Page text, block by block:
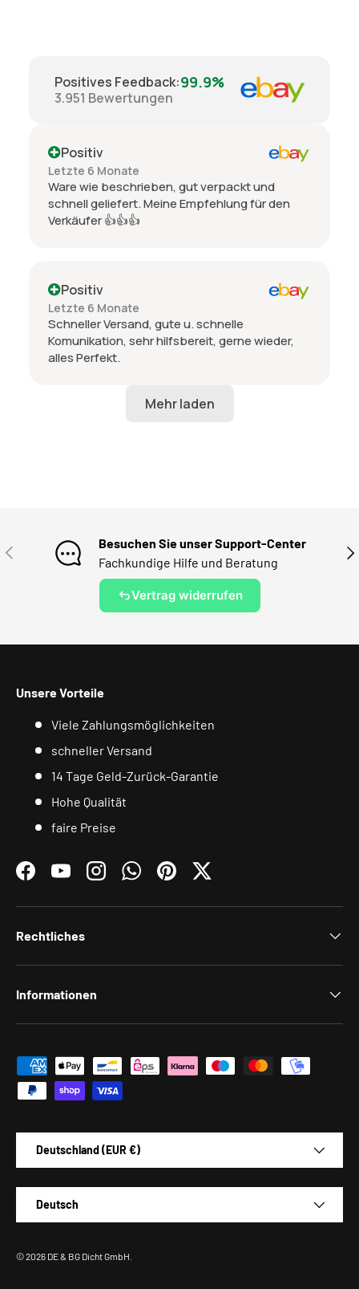
Positives Feedback:99.9%
3.951 Bewertungen
Positiv
Letzte 6 Monate
Ware wie beschrieben, gut verpackt und
schnell geliefert. Meine Empfehlung für den
Verkäufer 👍👍👍
Positiv
Letzte 6 Monate
Schneller Versand, gute u. schnelle
Komunikation, sehr hilfsbereit, gerne wieder,
alles Perfekt.
VORHERIGE
Besuchen Sie unser Support-Center
Fachkundige Hilfe und Beratung
Vertrag widerrufen
Unsere Vorteile
Viele Zahlungsmöglichkeiten
schneller Versand
14 Tage Geld-Zurück-Garantie
Hohe Qualität
faire Preise
FacebookYouTubeInstagramWhatsAppPinterestTwitter
Rechtliches
Informationen
Zahlungsmethoden
Deutschland (EUR €)
Deutsch
© 2026 DE & BG Dicht GmbH